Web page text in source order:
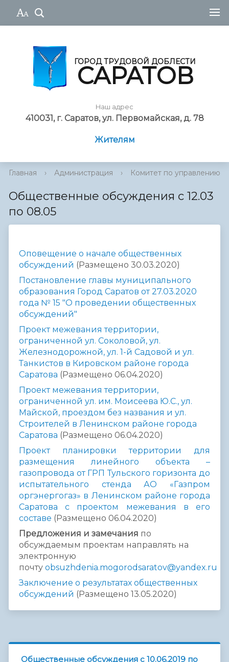
ГОРОД ТРУДОВОЙ ДОБЛЕСТИ
САРАТОВ
Наш адрес
410031, г. Саратов, ул. Первомайская, д. 78
Жителям
Главная › Администрация › Комитет по управлению
Общественные обсуждения с 12.03
по 08.05
Оповещение о начале общественных
обсуждений (Размещено 30.03.2020)
Постановление главы муниципального
образования Город Саратов от 27.03.2020
года № 15 "О проведении общественных
обсуждений"
Проект межевания территории,
ограниченной ул. Соколовой, ул.
Железнодорожной, ул. 1-й Садовой и ул.
Танкистов в Кировском районе города
Саратова (Размещено 06.04.2020)
Проект межевания территории,
ограниченной ул. им. Моисеева Ю.С., ул.
Майской, проездом без названия и ул.
Строителей в Ленинском районе города
Саратова (Размещено 06.04.2020)
Проект планировки территории для
размещения линейного объекта –
газопровода от ГРП Тульского горизонта до
испытательного стенда АО «Газпром
оргэнергогаз» в Ленинском районе города
Саратова с проектом межевания в его
составе (Размещено 06.04.2020)
Предложения и замечания по
обсуждаемым проектам направлять на
электронную
почту obsuzhdenia.mogorodsaratov@yandex.ru
Заключение о результатах общественных
обсуждений (Размещено 13.05.2020)
Общественные обсуждения с 10.06.2019 по